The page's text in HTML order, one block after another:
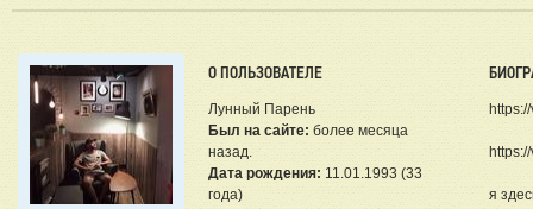
О ПОЛЬЗОВАТЕЛЕ
Лунный Парень
Был на сайте: более месяца
назад.
Дата рождения: 11.01.1993 (33
года)
я